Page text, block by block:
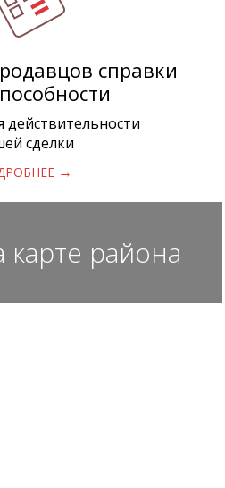
справки
действительности
сделки
→
района